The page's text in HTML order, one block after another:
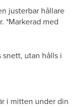
justerbar hållare
*Markerad med
utan hålls i
i mitten under din